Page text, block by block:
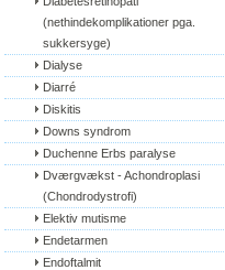
(nethindekomplikationer pga.
sukkersyge)
Dialyse
Diarré
Diskitis
Downs syndrom
Duchenne Erbs paralyse
Dværgvækst - Achondroplasi
(Chondrodystrofi)
Elektiv mutisme
Endetarmen
Endoftalmit